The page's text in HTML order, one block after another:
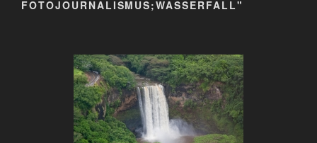
FOTOJOURNALISMUS;WASSERFALL"